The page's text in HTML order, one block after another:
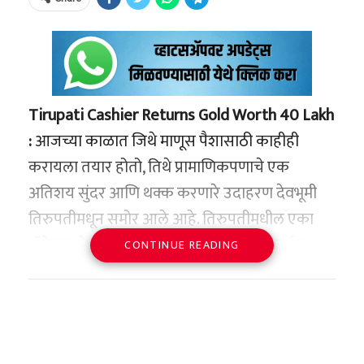
Tirupati Cashier Returns Gold Worth 40 Lakh
:आजच्या काळात जिथे माणूस पैशासाठी काहीही
करायला तयार होतो, तिथे प्रामाणिकपणाचे एक
अतिशय सुंदर आणि थक्क करणारे उदाहरण देवभूमी
तिरुपतीमधून समोर आले आहे. तिरुपतीमधील एका
हॉटेलमध्ये मुक्कामास आलेल्या कुटुंबाने घाईघाईत
चक्क ४० लाख रुपये किमतीचे सोन्याचे दागिने
CONTINUE READING